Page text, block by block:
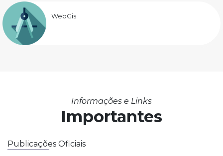
WebGis
Informações e Links
Importantes
Publicações Oficiais